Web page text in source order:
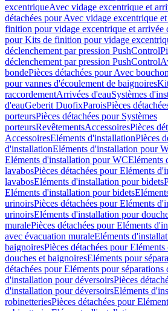
excentriqueAvec vidage excentrique et
détachées pour Avec vidage excentrique
finition pour vidage excentrique et arrivée
pour Kits de finition pour vidage
déclenchement par pression PushControl
déclenchement par pression PushControl
bondePièces détachées pour Avec
pour vannes d'écoulement de baignoires
raccordementArrivées d'eauSystèmes
d'eauGeberit DuofixParoisPièces
porteursPièces détachées pour Systèmes
porteursRevêtementsAccessoiresPièces
AccessoiresEléments d'installationPièces
d'installationEléments d'installation pour
Eléments d'installation pour WCEléments
lavabosPièces détachées pour Eléments
lavabosEléments d'installation pour bidets
Eléments d'installation pour bidets
urinoirsPièces détachées pour Eléments
urinoirsEléments d'installation pour
muralePièces détachées pour Eléments
avec évacuation muraleEléments
baignoiresPièces détachées pour
douches et baignoiresEléments pour
détachées pour Eléments pour séparations
d'installation pour déversoirsPièces
d'installation pour déversoirsEléments
robinetteriesPièces détachées pour